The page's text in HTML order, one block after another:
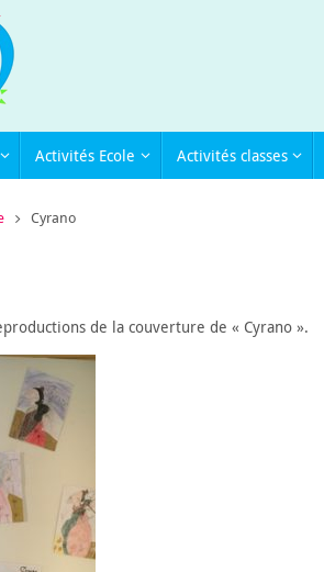
Activités Ecole Activités classes
Cyrano
de la couverture de « Cyrano ».